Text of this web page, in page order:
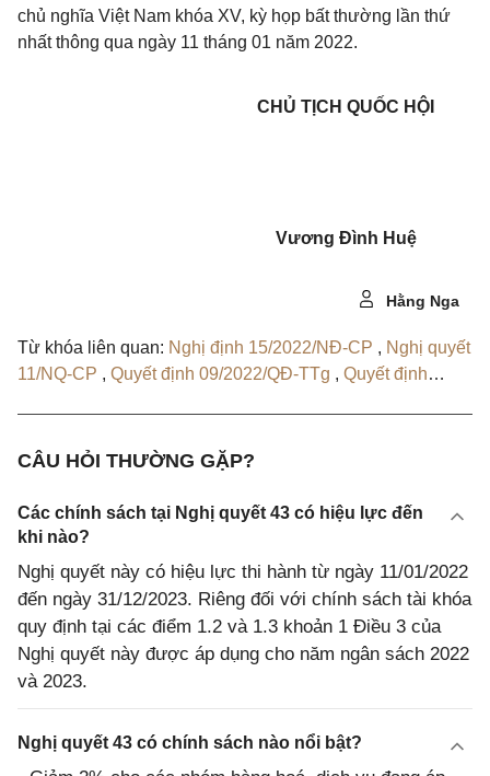
chủ nghĩa Việt Nam khóa XV, kỳ họp bất thường lần thứ
nhất thông qua ngày 11 tháng 01 năm 2022.
CHỦ TỊCH QUỐC HỘI
Vương Đình Huệ
Hằng Nga
Từ khóa liên quan: Nghị định 15/2022/NĐ-CP , Nghị quyết
11/NQ-CP , Quyết định 09/2022/QĐ-TTg , Quyết định
CÂU HỎI THƯỜNG GẶP?
Các chính sách tại Nghị quyết 43 có hiệu lực đến
khi nào?
Nghị quyết này có hiệu lực thi hành từ ngày 11/01/2022
đến ngày 31/12/2023. Riêng đối với chính sách tài khóa
quy định tại các điểm 1.2 và 1.3 khoản 1 Điều 3 của
Nghị quyết này được áp dụng cho năm ngân sách 2022
và 2023.
Nghị quyết 43 có chính sách nào nổi bật?